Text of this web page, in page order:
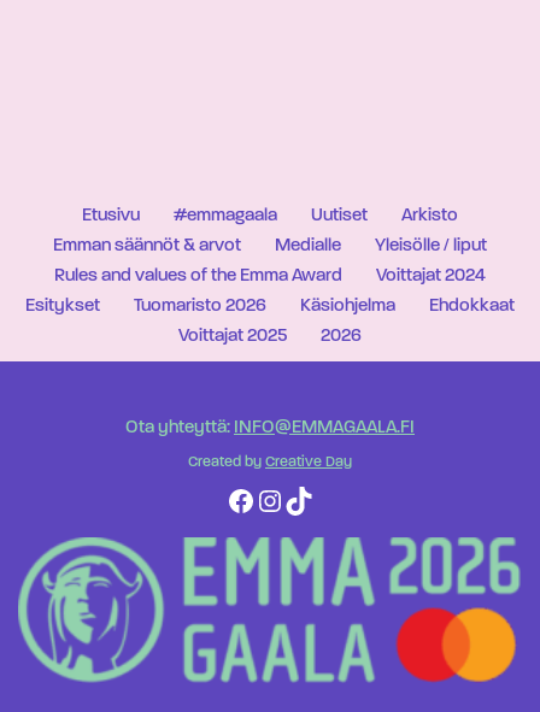
Etusivu #emmagaala Uutiset
Arkisto
Emman säännöt & arvot
Medialle
Yleisölle / liput
Rules and values of the Emma Award
Voittajat 2024
Esitykset
Tuomaristo 2026 Käsiohjelma
Ehdokkaat
Voittajat 2025
2026
Ota yhteyttä: INFO@EMMAGAALA.FI
Created by Creative Day